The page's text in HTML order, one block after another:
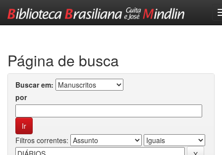
Página de busca
Buscar em:
por
Filtros correntes: